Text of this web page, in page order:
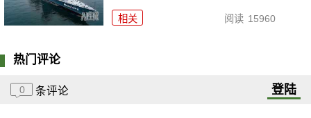
相关 阅读 15960
热门评论
0 条评论 登陆